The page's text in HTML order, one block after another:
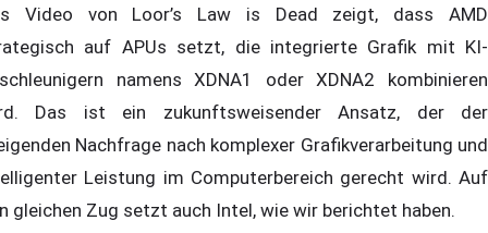
Video von Loor’s Law is Dead zeigt, dass AMD
auf APUs setzt, die integrierte Grafik mit KI-
namens XDNA1 oder XDNA2 kombinieren
Das ist ein zukunftsweisender Ansatz, der der
Nachfrage nach komplexer Grafikverarbeitung und
Leistung im Computerbereich gerecht wird. Auf
gleichen Zug setzt auch Intel, wie wir berichtet haben.